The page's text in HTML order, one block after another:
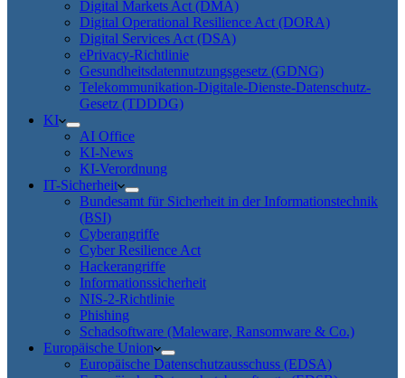
Digital Markets Act (DMA)
Digital Operational Resilience Act (DORA)
Digital Services Act (DSA)
ePrivacy-Richtlinie
Gesundheitsdatennutzungsgesetz (GDNG)
Telekommunikation-Digitale-Dienste-Datenschutz-
Gesetz (TDDDG)
KI
AI Office
KI-News
KI-Verordnung
IT-Sicherheit
Bundesamt für Sicherheit in der Informationstechnik
(BSI)
Cyberangriffe
Cyber Resilience Act
Hackerangriffe
Informationssicherheit
NIS-2-Richtlinie
Phishing
Schadsoftware (Maleware, Ransomware & Co.)
Europäische Union
Europäische Datenschutzausschuss (EDSA)